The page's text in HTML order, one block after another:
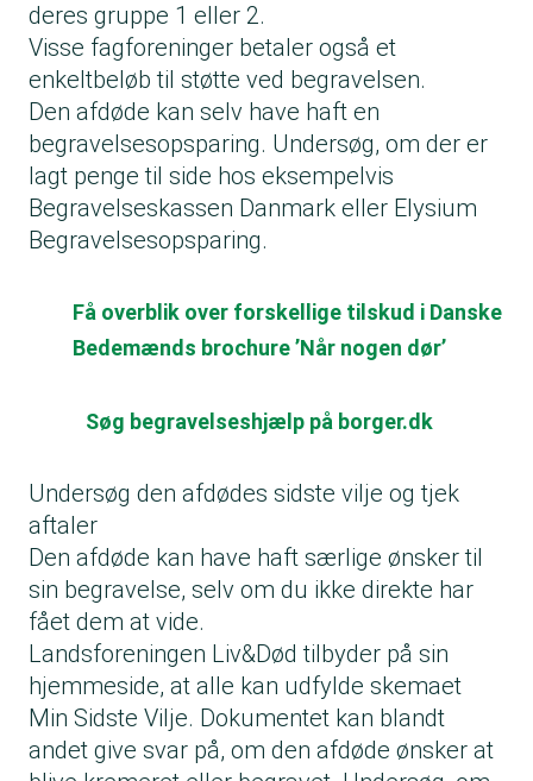
deres gruppe 1 eller 2.
Visse fagforeninger betaler også et
enkeltbeløb til støtte ved begravelsen.
Den afdøde kan selv have haft en
begravelsesopsparing. Undersøg, om der er
lagt penge til side hos eksempelvis
Begravelseskassen Danmark eller Elysium
Begravelsesopsparing.
Få overblik over forskellige tilskud i Danske
Bedemænds brochure ’Når nogen dør’
​​​​​​​Søg begravelseshjælp på borger.dk
Undersøg den afdødes sidste vilje og tjek
aftaler
Den afdøde kan have haft særlige ønsker til
sin begravelse, selv om du ikke direkte har
fået dem at vide.
Landsforeningen Liv&Død tilbyder på sin
hjemmeside, at alle kan udfylde skemaet
Min Sidste Vilje. Dokumentet kan blandt
andet give svar på, om den afdøde ønsker at